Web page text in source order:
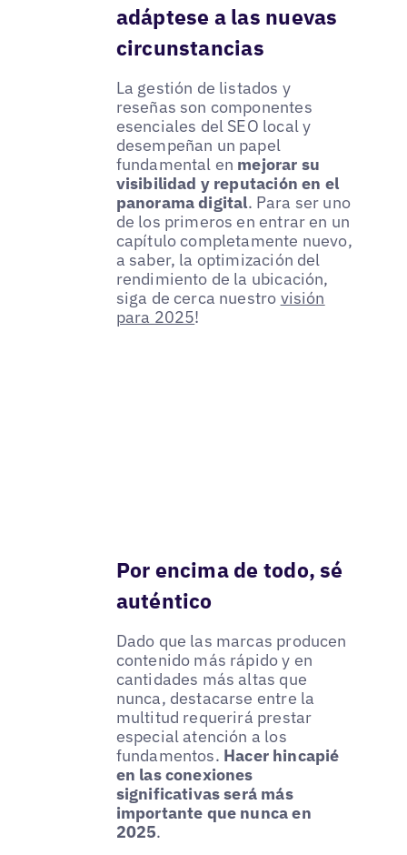
adáptese a las nuevas
circunstancias
La gestión de listados y
reseñas son componentes
esenciales del SEO local y
desempeñan un papel
fundamental en mejorar su
visibilidad y reputación en el
panorama digital. Para ser uno
de los primeros en entrar en un
capítulo completamente nuevo,
a saber, la optimización del
rendimiento de la ubicación,
siga de cerca nuestro visión
para 2025!
Por encima de todo, sé
auténtico
Dado que las marcas producen
contenido más rápido y en
cantidades más altas que
nunca, destacarse entre la
multitud requerirá prestar
especial atención a los
fundamentos. Hacer hincapié
en las conexiones
significativas será más
importante que nunca en
2025.